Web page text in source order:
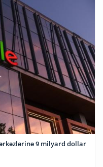
9 milyard dollar